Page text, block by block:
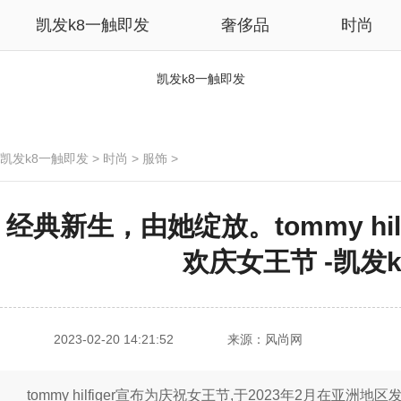
凯发k8一触即发 奢侈品 时尚
凯发k8一触即发
凯发k8一触即发 > 时尚 > 服饰 >
经典新生，由她绽放。tommy
欢庆女王节 -凯发
2023-02-20 14:21:52 来源：风尚网
tommy hilfiger宣布为庆祝女王节,于2023年2月在亚洲地区